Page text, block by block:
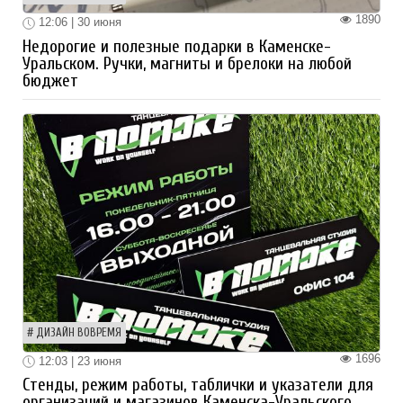
1890
12:06 | 30 июня
Недорогие и полезные подарки в Каменске-
Уральском. Ручки, магниты и брелоки на любой
бюджет
ДИЗАЙН ВОВРЕМЯ
1696
12:03 | 23 июня
Стенды, режим работы, таблички и указатели для